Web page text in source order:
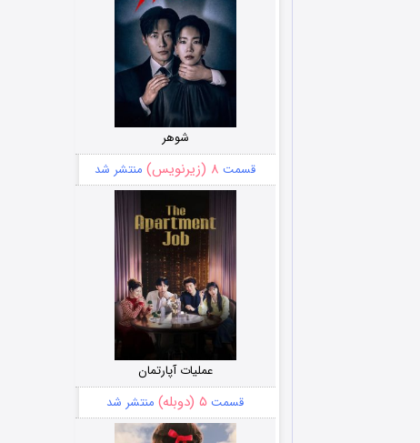
شوهر
قسمت ۸ (زیرنویس) منتشر شد
عملیات آپارتمان
قسمت ۵ (دوبله) منتشر شد